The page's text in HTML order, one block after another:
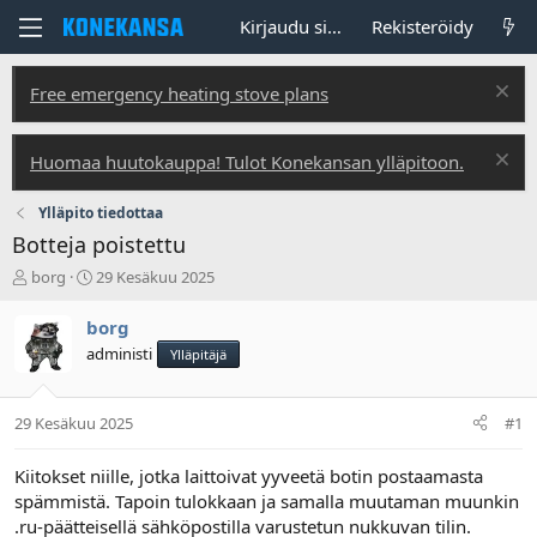
Kirjaudu sisään Rekisteröidy
Free emergency heating stove plans
Huomaa huutokauppa! Tulot Konekansan ylläpitoon.
Ylläpito tiedottaa
Botteja poistettu
V
e
s
t
e
j
u
n
borg
A
i
t
s
p
i
v
ä
29 Kesäkuu 2025
borg
administi Ylläpitäjä
29 Kesäkuu 2025 #1
Kiitokset niille, jotka laittoivat yyveetä botin postaamasta
spämmistä. Tapoin tulokkaan ja samalla muutaman muunkin
.ru-päätteisellä sähköpostilla varustetun nukkuvan tilin.